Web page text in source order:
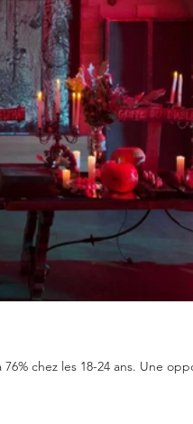
chez les 18-24 ans. Une